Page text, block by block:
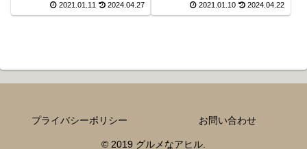
アイラ・ウイスキーは、ピート
た（後編）。
2021.01.11 2024.04.27
アイラ・ウイスキーは、ピート
た（前編）。
2021.01.10 2024.04.22
プライバシーポリシー お問い合わせ
© 2019 グルメなアヒル.